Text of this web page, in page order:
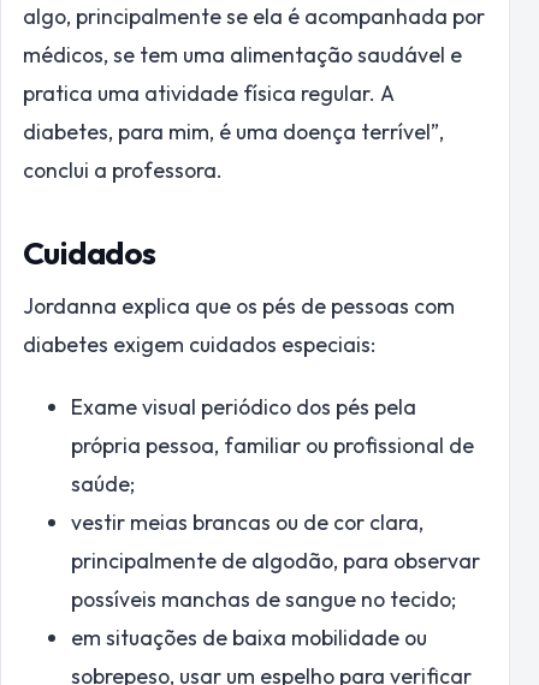
algo, principalmente se ela é acompanhada por
médicos, se tem uma alimentação saudável e
pratica uma atividade física regular. A
diabetes, para mim, é uma doença terrível”,
conclui a professora.
Cuidados
Jordanna explica que os pés de pessoas com
diabetes exigem cuidados especiais:
Exame visual periódico dos pés pela
própria pessoa, familiar ou profissional de
saúde;
vestir meias brancas ou de cor clara,
principalmente de algodão, para observar
possíveis manchas de sangue no tecido;
em situações de baixa mobilidade ou
sobrepeso, usar um espelho para verificar